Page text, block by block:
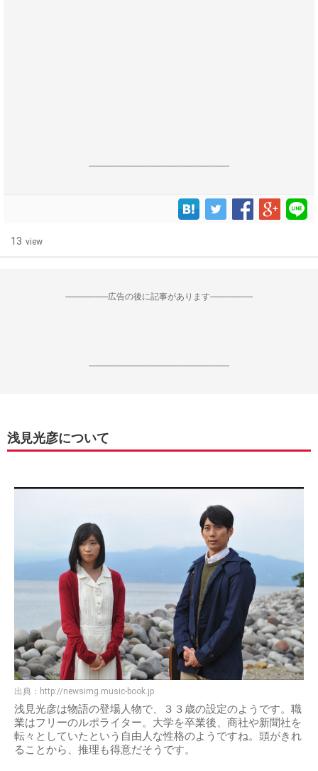
------------------------------------------------------------------
13 view
--------------------広告の後に記事があります--------------------
------------------------------------------------------------------
浅見光彦について
出典： http://newsimg.music-book.jp
浅見光彦は物語の登場人物で、３３歳の設定のようです。職
業はフリーのルポライター。大学を卒業後、商社や新聞社を
転々としていたという自由人な性格のようですね。頭がきれ
ることから、推理も得意だそうです。